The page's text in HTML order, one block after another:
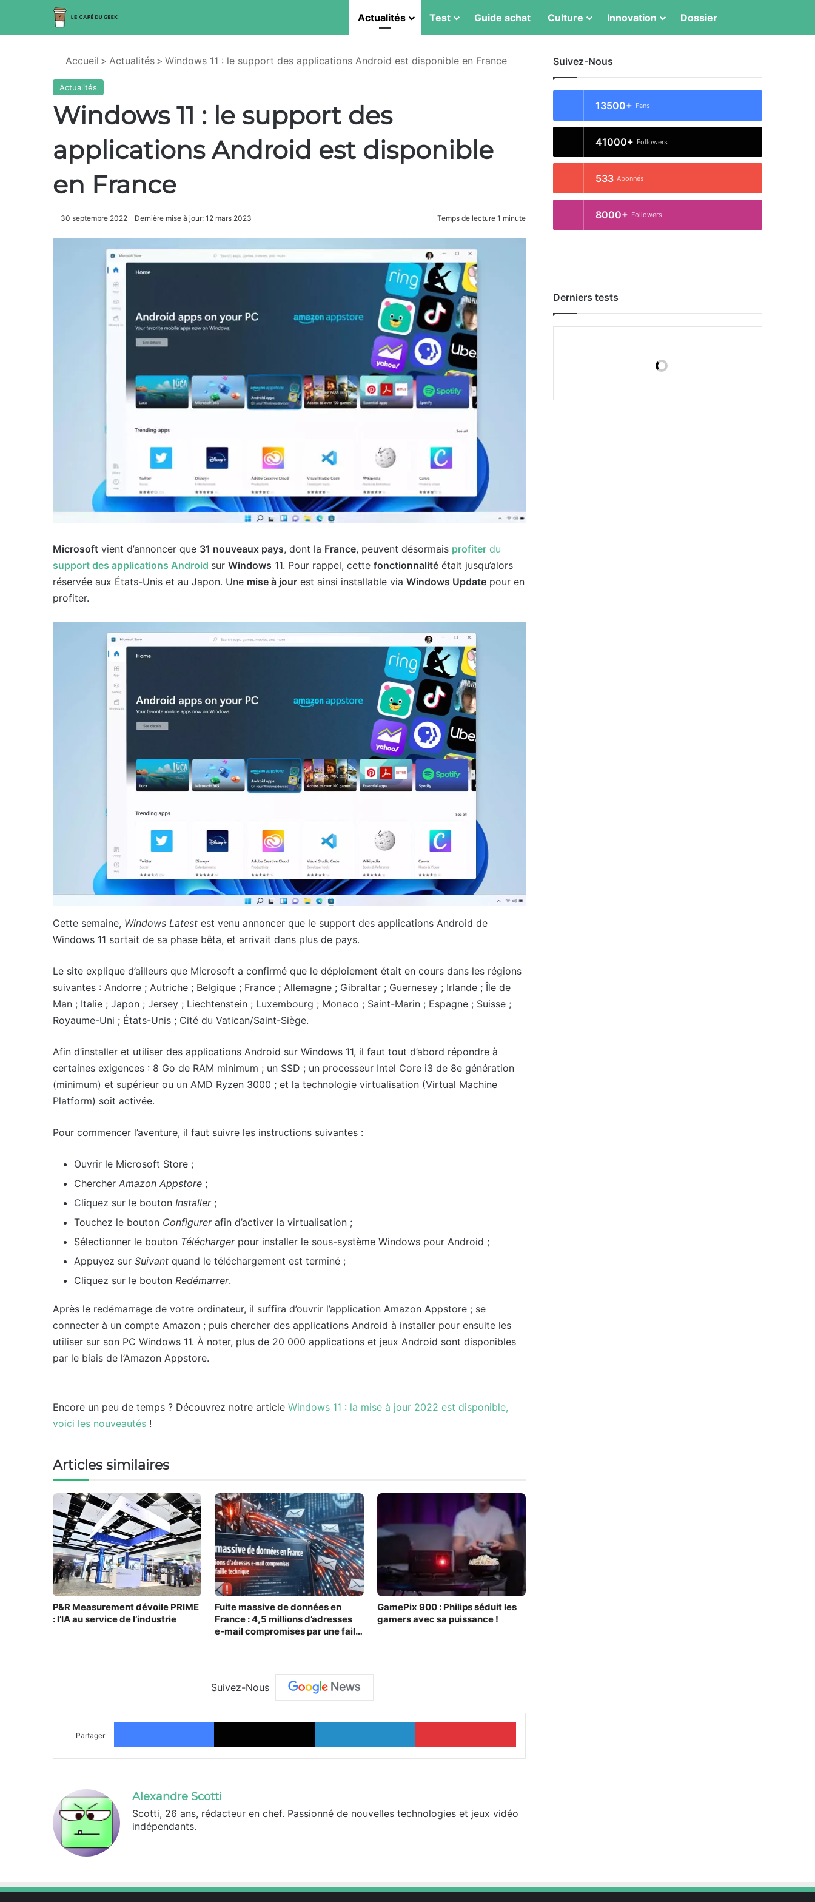
Actualités Test Guide achat Culture Innovation Dossier
Accueil > Actualités > Windows 11 : le support des applications Android est disponible en France
Actualités
Windows 11 : le support des
applications Android est disponible
en France
30 septembre 2022 Dernière mise à jour: 12 mars 2023 Temps de lecture 1 minute
Microsoft vient d’annoncer que 31 nouveaux pays, dont la France, peuvent désormais profiter du
support des applications Android sur Windows 11. Pour rappel, cette fonctionnalité était jusqu’alors
réservée aux États-Unis et au Japon. Une mise à jour est ainsi installable via Windows Update pour en
profiter.
Cette semaine, Windows Latest est venu annoncer que le support des applications Android de
Windows 11 sortait de sa phase bêta, et arrivait dans plus de pays.
Le site explique d’ailleurs que Microsoft a confirmé que le déploiement était en cours dans les régions
suivantes : Andorre ; Autriche ; Belgique ; France ; Allemagne ; Gibraltar ; Guernesey ; Irlande ; Île de
Man ; Italie ; Japon ; Jersey ; Liechtenstein ; Luxembourg ; Monaco ; Saint-Marin ; Espagne ; Suisse ;
Royaume-Uni ; États-Unis ; Cité du Vatican/Saint-Siège.
Afin d’installer et utiliser des applications Android sur Windows 11, il faut tout d’abord répondre à
certaines exigences : 8 Go de RAM minimum ; un SSD ; un processeur Intel Core i3 de 8e génération
(minimum) et supérieur ou un AMD Ryzen 3000 ; et la technologie virtualisation (Virtual Machine
Platform) soit activée.
Pour commencer l’aventure, il faut suivre les instructions suivantes :
Ouvrir le Microsoft Store ;
Chercher Amazon Appstore ;
Cliquez sur le bouton Installer;
Touchez le bouton Configurerafin d’activer la virtualisation ;
Sélectionner le bouton Téléchargerpour installer le sous-système Windows pour Android ;
Appuyez sur Suivant quand le téléchargement est terminé ;
Cliquez sur le bouton Redémarrer.
Après le redémarrage de votre ordinateur, il suffira d’ouvrir l’application Amazon Appstore ; se
connecter à un compte Amazon ; puis chercher des applications Android à installer pour ensuite les
utiliser sur son PC Windows 11. À noter, plus de 20 000 applications et jeux Android sont disponibles
par le biais de l’Amazon Appstore.
Encore un peu de temps ? Découvrez notre article Windows 11 : la mise à jour 2022 est disponible,
voici les nouveautés !
Articles similaires
P&R Measurement dévoile PRIME
: l’IA au service de l’industrie
Fuite massive de données en
France : 4,5 millions d’adresses
e-mail compromises par une faille
GamePix 900 : Philips séduit les
gamers avec sa puissance !
Suivez-Nous
Partager
Facebook X Linkedin Pinterest
Alexandre Scotti
Scotti, 26 ans, rédacteur en chef. Passionné de nouvelles technologies et jeux vidéo
indépendants.
Suivez-Nous
13500+ Fans
41000+ Followers
533 Abonnés
8000+ Followers
Derniers tests